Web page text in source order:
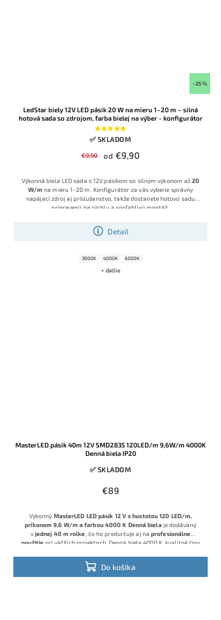
–25 %
LedStar biely 12V LED pásik 20 W na mieru 1–20 m – silná
hotová sada so zdrojom, farba bielej na výber - konfigurátor
✅ SKLADOM
€9,90 od €9,90
Detail
Výkonná biela LED sada s 12V pásikom so silným výkonom až20
W/m na mieru 1–20 m. Konfigurátor za vás vyberie správny
napájací zdroj aj príslušenstvo, takže dostanete hotovú sadu
pripravenú na rýchlu a spoľahlivú montáž.
3000K 4000K 6000K
+ ďalšie
MasterLED pásik 40m 12V SMD2835 120LED/m 9,6W/m 4000K
Denná biela IP20
✅ SKLADOM
€89
Do košíka
Výkonný MasterLED LED pásik 12 V s hustotou 120 LED/m,
príkonom 9,6 W/m a farbou 4000 K Denná bielaje dodávaný
v jednej 40 m rolke, čo ho predurčuje aj naprofesionálne
použitie pri väčších projektoch. Denná biela 4000 K, kvalitné čipy
interiérových priestorov s možnosťou stmievania.